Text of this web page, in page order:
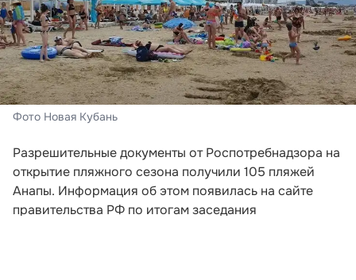
Фото Новая Кубань
Разрешительные документы от Роспотребнадзора на
открытие пляжного сезона получили 105 пляжей
Анапы. Информация об этом появилась на сайте
правительства РФ по итогам заседания